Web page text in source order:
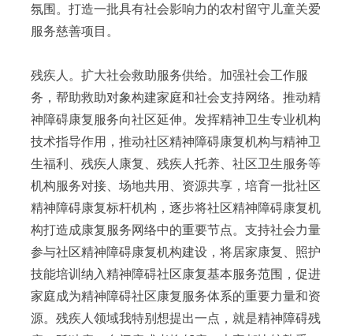
氛围。打造一批具有社会影响力的农村留守儿童关爱
服务慈善项目。
残疾人。扩大社会救助服务供给。加强社会工作服
务，帮助救助对象构建家庭和社会支持网络。推动精
神障碍康复服务向社区延伸。发挥精神卫生专业机构
技术指导作用，推动社区精神障碍康复机构与精神卫
生福利、残疾人康复、残疾人托养、社区卫生服务等
机构服务对接、场地共用、资源共享，培育一批社区
精神障碍康复标杆机构，逐步将社区精神障碍康复机
构打造成康复服务网络中的重要节点。支持社会力量
参与社区精神障碍康复机构建设，将居家康复、照护
技能培训纳入精神障碍社区康复基本服务范围，促进
家庭成为精神障碍社区康复服务体系的重要力量和资
源。残疾人领域我特别想提出一点，就是精神障碍残